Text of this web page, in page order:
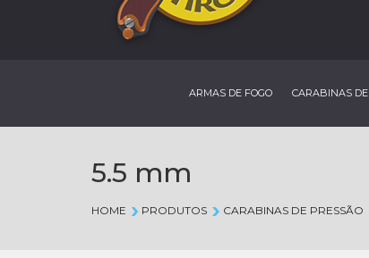
ARMAS DE FOGO CARABINAS
5.5 mm
HOME PRODUTOS CARABINAS DE PRESSÃO